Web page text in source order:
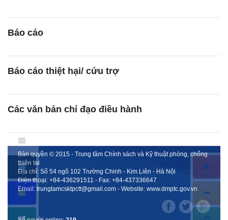
Báo cáo
Báo cáo thiệt hại/ cứu trợ
Các văn bản chỉ đạo điều hành
Bản quyền © 2015 - Trung tâm Chính sách và Kỹ thuật phòng, chống
thiên tai
Địa chỉ: Số 54 ngõ 102 Trường Chinh - Kim Liên - Hà Nội
Điện thoại: +84-436291511 - Fax: +84-437336647
Email: trungtamcsktpctt@gmail.com - Website: www.dmptc.gov.vn